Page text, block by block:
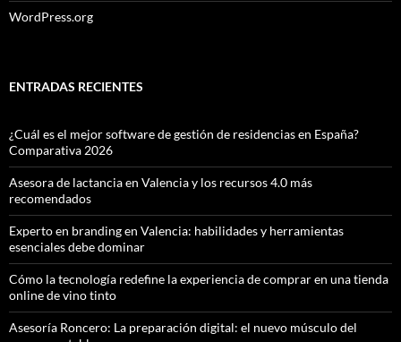
WordPress.org
ENTRADAS RECIENTES
¿Cuál es el mejor software de gestión de residencias en España?
Comparativa 2026
Asesora de lactancia en Valencia y los recursos 4.0 más
recomendados
Experto en branding en Valencia: habilidades y herramientas
esenciales debe dominar
Cómo la tecnología redefine la experiencia de comprar en una tienda
online de vino tinto
Asesoría Roncero: La preparación digital: el nuevo músculo del